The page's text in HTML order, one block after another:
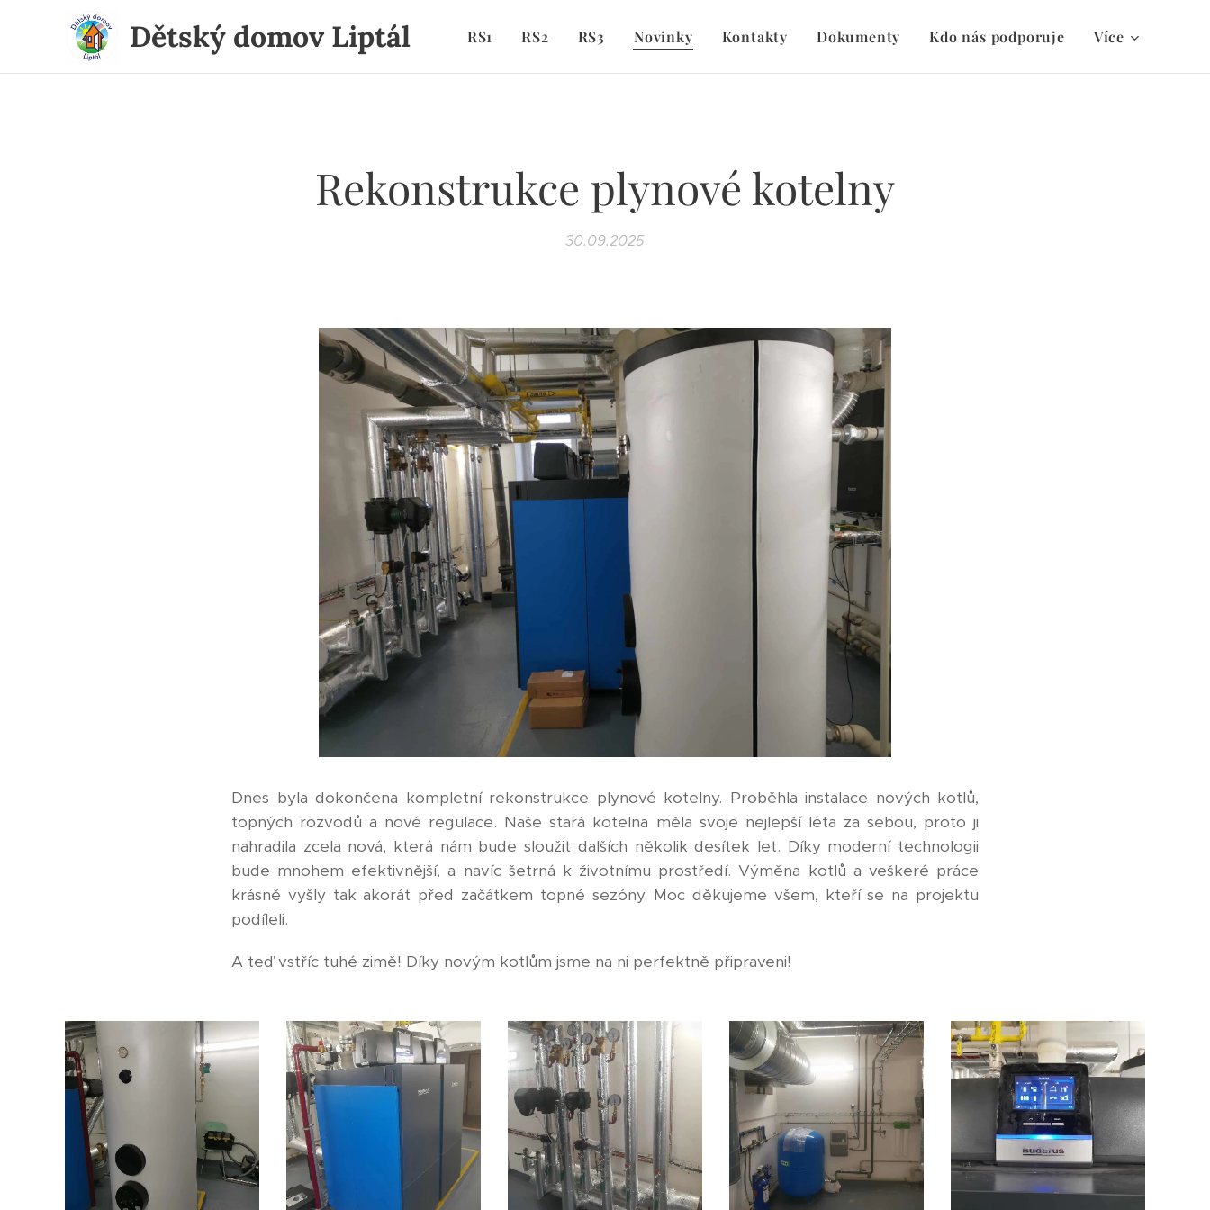
Dětský domov Liptál RS1 RS2 RS3 Novinky Kontakty Dokumenty Kdo nás podporuje Více
Rekonstrukce plynové kotelny
30.09.2025
Dnes byla dokončena kompletní rekonstrukce plynové kotelny. Proběhla instalace nových kotlů,
topných rozvodů a nové regulace. Naše stará kotelna měla svoje nejlepší léta za sebou, proto ji
nahradila zcela nová, která nám bude sloužit dalších několik desítek let. Díky moderní technologii
bude mnohem efektivnější, a navíc šetrná k životnímu prostředí. Výměna kotlů a veškeré práce
krásně vyšly tak akorát před začátkem topné sezóny. Moc děkujeme všem, kteří se na projektu
podíleli.
A teď vstříc tuhé zimě! Díky novým kotlům jsme na ni perfektně připraveni!